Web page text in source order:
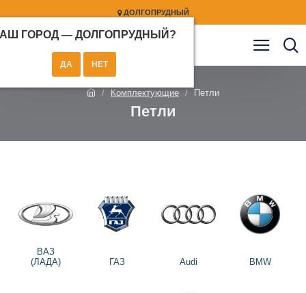
ДОЛГОПРУДНЫЙ
ГОРОД — ДОЛГОПРУДНЫЙ ?
Комплектующие Петли
Петли
ВАЗ
(ЛАДА)
ГАЗ Audi BMW